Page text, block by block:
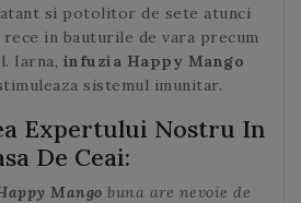
si potolitor de sete atunci
rece in bauturile de vara precum
Iarna, infuzia Happy Mango
sistemul imunitar.
Expertului Nostru In
De Ceai:
Mango buna are nevoie de